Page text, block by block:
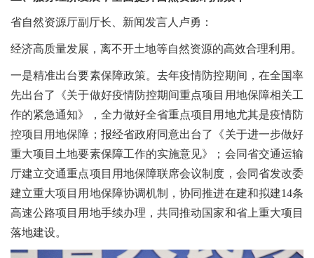
省自然资源厅副厅长、新闻发言人卢勇：
经济高质量发展，离不开土地等自然资源的高效合理利用。
一是精准出台要素保障政策。去年疫情防控期间，在全国率
先出台了《关于做好疫情防控期间重点项目用地保障相关工
作的紧急通知》，全力做好全省重点项目用地尤其是疫情防
控项目用地保障；报经省政府同意出台了《关于进一步做好
重大项目土地要素保障工作的实施意见》；会同省交通运输
厅建立交通重点项目用地保障联席会议制度，会同省发改委
建立重大项目用地保障协调机制，协同推进在建和拟建14条
高速公路项目用地手续办理，共同推动国家和省上重大项目
落地建设。